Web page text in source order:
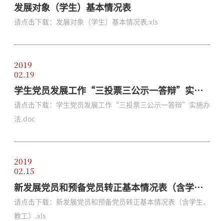
发展对象（学生）基本情况表
请点击下载：发展对象（学生）基本情况表.xls
2019
02.19
学生党员发展工作“三投票三公示一答辩”实施
办法
请点击下载：学生党员发展工作“三投票三公示一答辩”实施办
法.doc
2019
02.15
新发展党员和预备党员转正基本情况表（含学
生、教工）
请点击下载：新发展党员和预备党员转正基本情况表（含学生、
教工）.xls